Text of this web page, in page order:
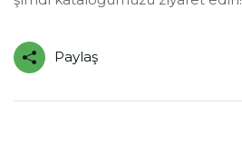
Paylaş